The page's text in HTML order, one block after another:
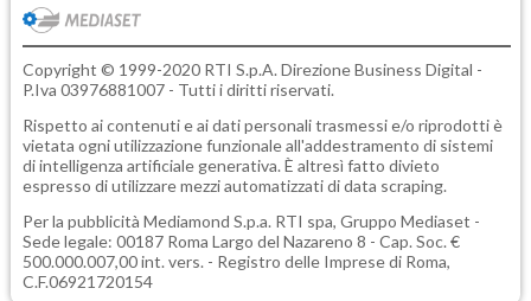
Copyright © 1999-2020 RTI S.p.A. Direzione Business Digital -
P.Iva 03976881007 - Tutti i diritti riservati.
Rispetto ai contenuti e ai dati personali trasmessi e/o riprodotti è
vietata ogni utilizzazione funzionale all'addestramento di sistemi
di intelligenza artificiale generativa. È altresì fatto divieto
espresso di utilizzare mezzi automatizzati di data scraping.
Per la pubblicità Mediamond S.p.a. RTI spa, Gruppo Mediaset -
Sede legale: 00187 Roma Largo del Nazareno 8 - Cap. Soc. €
500.000.007,00 int. vers. - Registro delle Imprese di Roma,
C.F.06921720154